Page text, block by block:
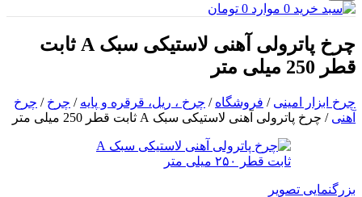
0 موارد 0 تومان
چرخ پاترولی آهنی لاستیکی سبک A ثابت
قطر 250 میلی متر
چرخ ابزار امینی / فروشگاه / چرخ ، ریل، قرقره و پایه / چرخ / چرخ
آهنی / چرخ پاترولی آهنی لاستیکی سبک A ثابت قطر 250 میلی متر
بزرگنمایی تصویر